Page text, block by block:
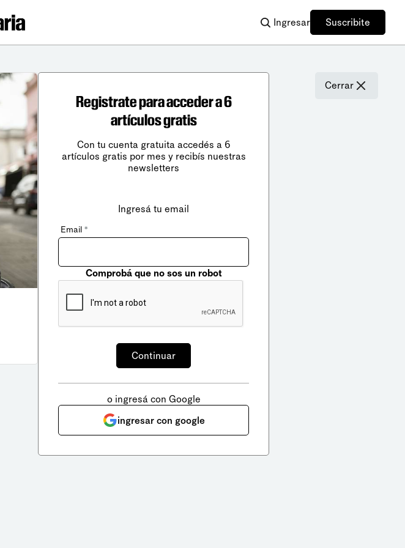
Ingresar Suscribite
Cerrar
Registrate para acceder a 6
artículos gratis
Con tu cuenta gratuita accedés a 6
artículos gratis por mes y recibís nuestras
newsletters
Ingresá tu email
Email *
Comprobá que no sos un robot
o ingresá con Google
ingresar con google